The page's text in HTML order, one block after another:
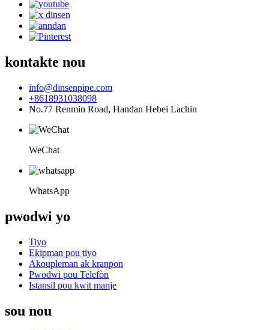
kontakte nou
info@dinsenpipe.com
+8618931038098
No.77 Renmin Road, Handan Hebei Lachin
WeChat
WhatsApp
pwodwi yo
Tiyo
Ekipman pou tiyo
Akoupleman ak kranpon
Pwodwi pou Telefòn
Istansil pou kwit manje
sou nou